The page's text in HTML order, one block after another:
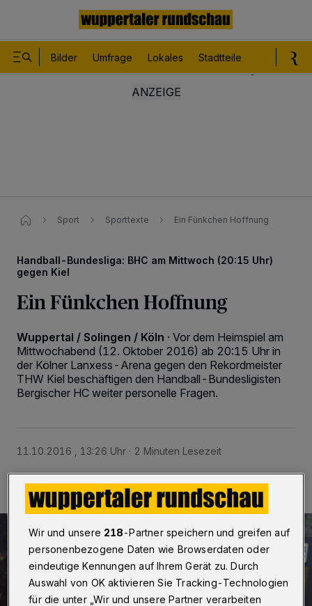
Bilder Umfrage Lokales Stadtteile
Sport Sporttexte Ein Fünkchen Hoffnung
Handball-Bundesliga: BHC am Mittwoch (20:15 Uhr)
gegen Kiel
Ein Fünkchen Hoffnung
Wuppertal / Solingen / Köln · Vor dem Heimspiel am
Mittwochabend (12. Oktober 2016) ab 20:15 Uhr in
der Kölner Lanxess-Arena gegen den Rekordmeister
THW Kiel beschäftigen den Handball-Bundesligisten
Bergischer HC weiter personelle Fragen.
11.10.2016 , 13:26 Uhr 2 Minuten Lesezeit
Wir und unsere 218-Partner speichern und greifen auf
personenbezogene Daten wie Browserdaten oder
eindeutige Kennungen auf Ihrem Gerät zu. Durch
Auswahl von OK aktivieren Sie Tracking-Technologien
für die unter „Wir und unsere Partner verarbeiten